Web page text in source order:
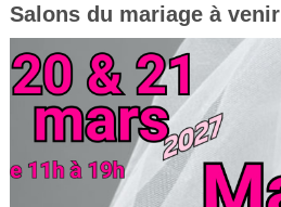
Salons du mariage à venir